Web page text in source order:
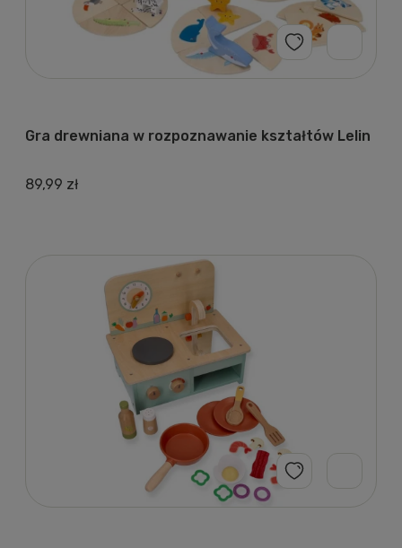
Gra drewniana w rozpoznawanie kształtów Lelin
89,99 zł